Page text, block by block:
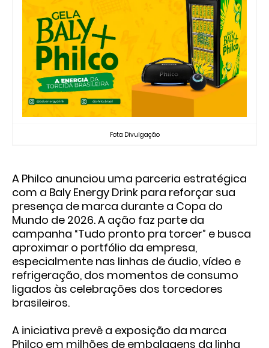
Foto: Divulgação
A Philco anunciou uma parceria estratégica
com a Baly Energy Drink para reforçar sua
presença de marca durante a Copa do
Mundo de 2026. A ação faz parte da
campanha “Tudo pronto pra torcer” e busca
aproximar o portfólio da empresa,
especialmente nas linhas de áudio, vídeo e
refrigeração, dos momentos de consumo
ligados às celebrações dos torcedores
brasileiros.
A iniciativa prevê a exposição da marca
Philco em milhões de embalagens da linha